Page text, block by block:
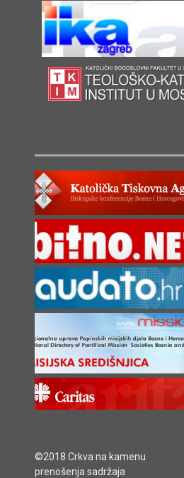
©2018 Crkva na kamenu
prenošenja sadržaja